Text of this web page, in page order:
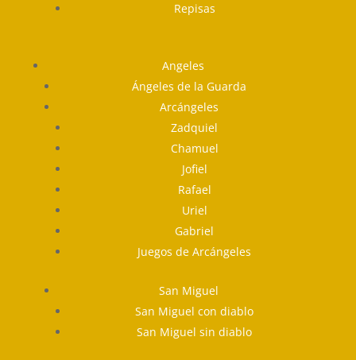
Repisas
Angeles
Ángeles de la Guarda
Arcángeles
Zadquiel
Chamuel
Jofiel
Rafael
Uriel
Gabriel
Juegos de Arcángeles
San Miguel
San Miguel con diablo
San Miguel sin diablo